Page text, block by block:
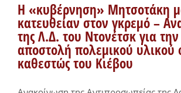
Η «κυβέρνηση» Μητσοτάκη
κατευθείαν στον γκρεμό –
της Λ.Δ. του Ντονέτσκ για
αποστολή πολεμικού υλικού
καθεστώς του Κιέβου